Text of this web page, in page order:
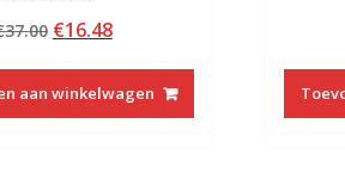
5.00
van 5
37.00 Oorspronkelijke
was:
€37.00.
€16.48Huidige
€16.48.
aan winkelwagen